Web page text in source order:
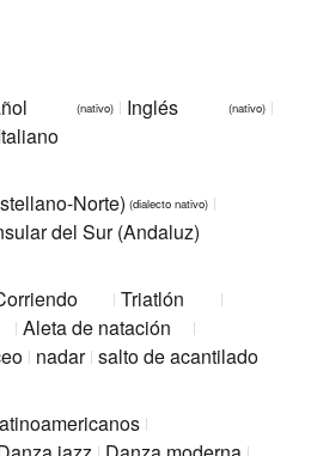
(nativo) Inglés (nativo)
Norte) (dialecto nativo)
del Sur (Andaluz)
Triatlón
Aleta de natación
nadar salto de acantilado